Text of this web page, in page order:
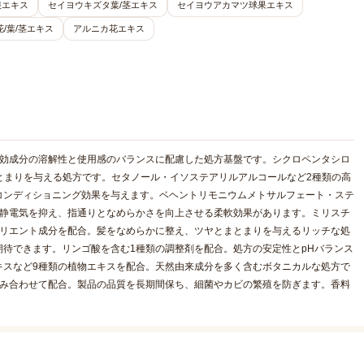
キス セイヨウキズタ葉/茎エキス セイヨウアカマツ球果エキス
/葉/茎エキス アルニカ花エキス
分の溶解性と使用感のバランスに配慮した処方基盤です。シクロペンタシロ
りを与える処方です。セタノール・イソステアリルアルコールなど2種類の高
ディショニング効果を与えます。ベヘントリモニウムメトサルフェート・ステ
気を抑え、指通りとなめらかさを向上させる柔軟効果があります。ミリスチ
エント成分を配合。髪をなめらかに整え、ツヤとまとまりを与えるリッチな処
できます。リンゴ酸を含む1種類の調整剤を配合。処方の安定性とpHバランス
など9種類の植物エキスを配合。天然由来成分を多く含むボタニカルな処方で
合わせて配合。製品の品質を長期間保ち、細菌やカビの繁殖を防ぎます。香料